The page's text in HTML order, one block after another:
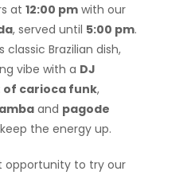
at 12:00 pm with our
, served until 5:00 pm.
classic Brazilian dish,
vibe with a DJ
of carioca funk,
and pagode
the energy up.
opportunity to try our